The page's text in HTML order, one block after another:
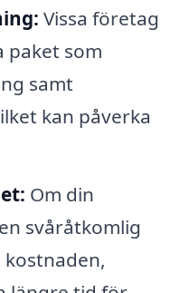
Vissa företag
paket som
samt
kan påverka
Om din
svåråtkomlig